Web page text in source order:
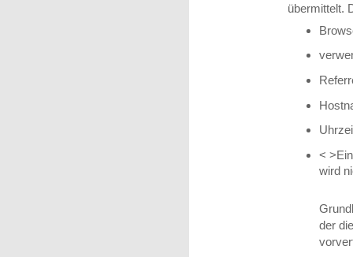
übermittelt.
< >
wird
der